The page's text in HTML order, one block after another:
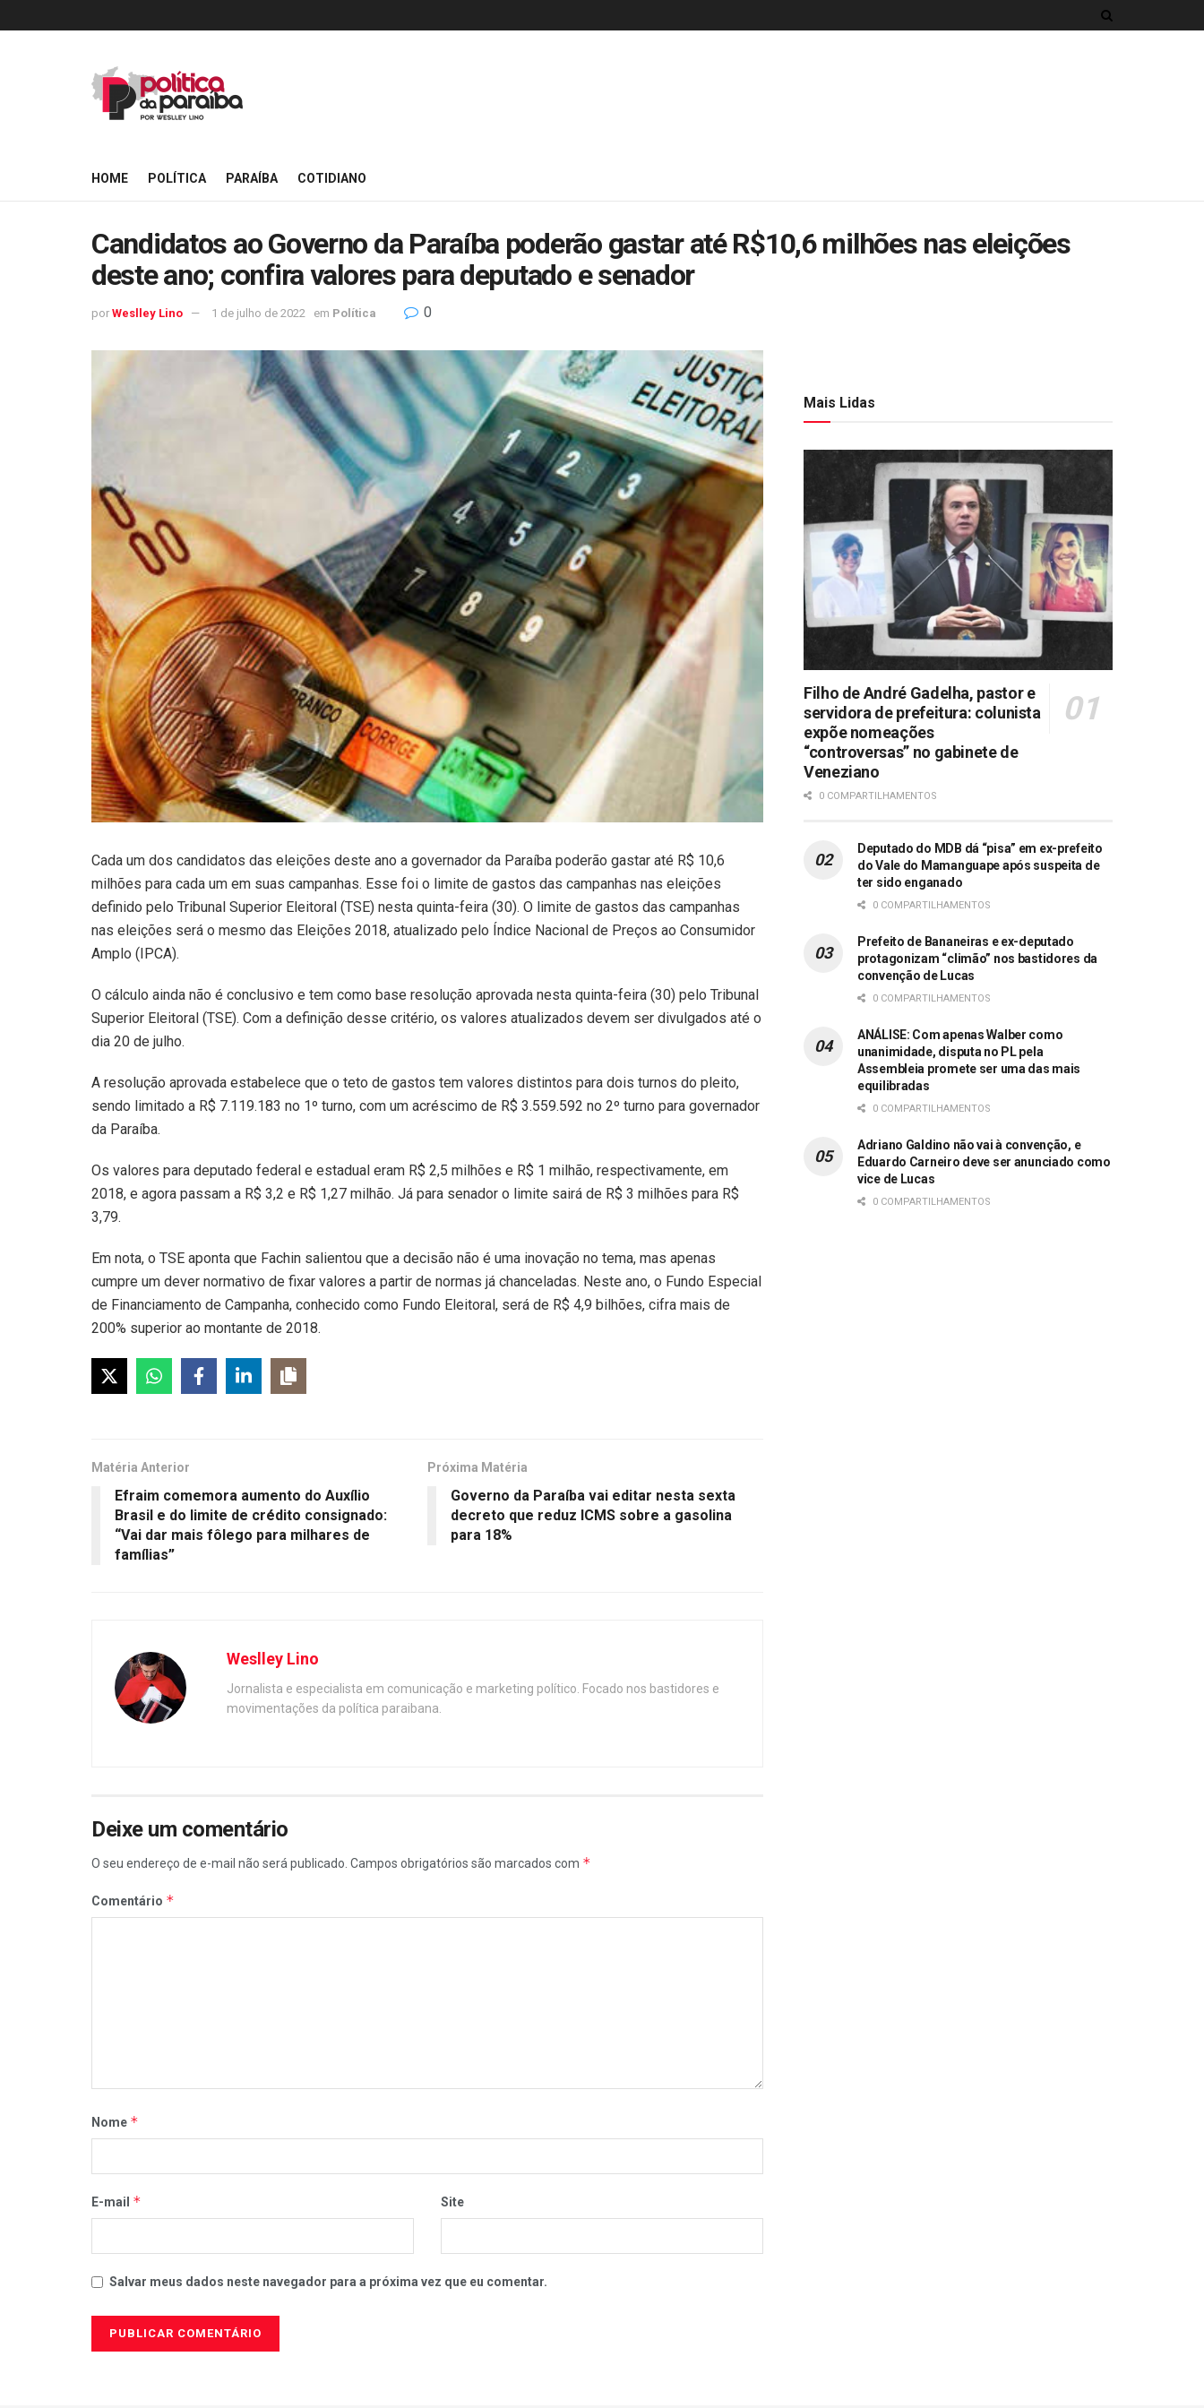
HOME POLÍTICA PARAÍBA COTIDIANO
Candidatos ao Governo da Paraíba poderão gastar até R$10,6 milhões nas eleições
deste ano; confira valores para deputado e senador
por Weslley Lino 1 de julho de 2022 em Política 0
Cada um dos candidatos das eleições deste ano a governador da Paraíba poderão gastar até R$ 10,6
milhões para cada um em suas campanhas. Esse foi o limite de gastos das campanhas nas eleições
definido pelo Tribunal Superior Eleitoral (TSE) nesta quinta-feira (30). O limite de gastos das campanhas
nas eleições será o mesmo das Eleições 2018, atualizado pelo Índice Nacional de Preços ao Consumidor
Amplo (IPCA).
O cálculo ainda não é conclusivo e tem como base resolução aprovada nesta quinta-feira (30) pelo Tribunal
Superior Eleitoral (TSE). Com a definição desse critério, os valores atualizados devem ser divulgados até o
dia 20 de julho.
A resolução aprovada estabelece que o teto de gastos tem valores distintos para dois turnos do pleito,
sendo limitado a R$ 7.119.183 no 1º turno, com um acréscimo de R$ 3.559.592 no 2º turno para governador
da Paraíba.
Os valores para deputado federal e estadual eram R$ 2,5 milhões e R$ 1 milhão, respectivamente, em
2018, e agora passam a R$ 3,2 e R$ 1,27 milhão. Já para senador o limite sairá de R$ 3 milhões para R$
3,79.
Em nota, o TSE aponta que Fachin salientou que a decisão não é uma inovação no tema, mas apenas
cumpre um dever normativo de fixar valores a partir de normas já chanceladas. Neste ano, o Fundo Especial
de Financiamento de Campanha, conhecido como Fundo Eleitoral, será de R$ 4,9 bilhões, cifra mais de
200% superior ao montante de 2018.
Matéria Anterior
Efraim comemora aumento do Auxílio
Brasil e do limite de crédito consignado:
“Vai dar mais fôlego para milhares de
famílias”
Próxima Matéria
Governo da Paraíba vai editar nesta sexta
decreto que reduz ICMS sobre a gasolina
para 18%
Weslley Lino
Jornalista e especialista em comunicação e marketing político. Focado nos bastidores e
movimentações da política paraibana.
Deixe um comentário
O seu endereço de e-mail não será publicado. Campos obrigatórios são marcados com *
Comentário *
Nome *
E-mail * Site
Salvar meus dados neste navegador para a próxima vez que eu comentar.
Mais Lidas
Filho de André Gadelha, pastor e
servidora de prefeitura: colunista
expõe nomeações
“controversas” no gabinete de
Veneziano
0 COMPARTILHAMENTOS
Deputado do MDB dá “pisa” em ex-prefeito
do Vale do Mamanguape após suspeita de
ter sido enganado
0 COMPARTILHAMENTOS
Prefeito de Bananeiras e ex-deputado
protagonizam “climão” nos bastidores da
convenção de Lucas
0 COMPARTILHAMENTOS
ANÁLISE: Com apenas Walber como
unanimidade, disputa no PL pela
Assembleia promete ser uma das mais
equilibradas
0 COMPARTILHAMENTOS
Adriano Galdino não vai à convenção, e
Eduardo Carneiro deve ser anunciado como
vice de Lucas
0 COMPARTILHAMENTOS